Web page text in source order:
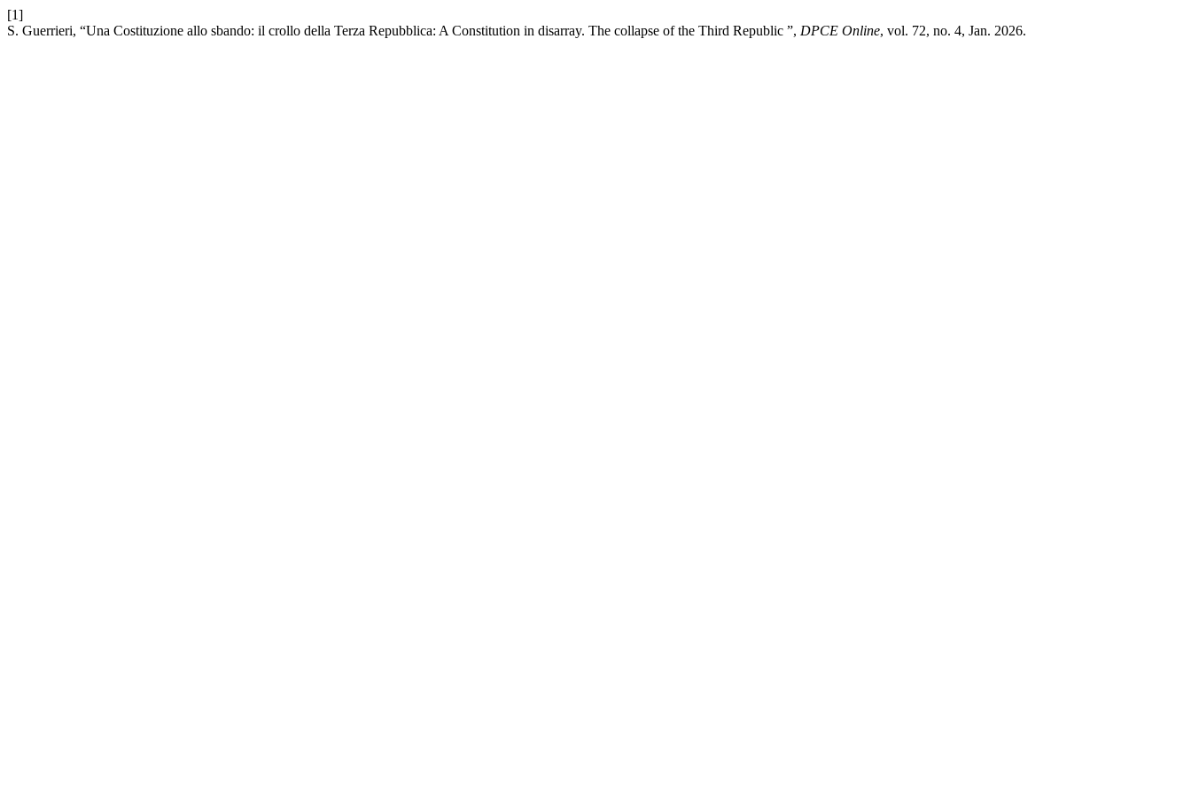
[1]
S. Guerrieri, “Una Costituzione allo sbando: il crollo della Terza Repubblica: A Constitution in disarray. The collapse of the Third Republic ”, DPCE Online, vol. 72, no. 4, Jan. 2026.